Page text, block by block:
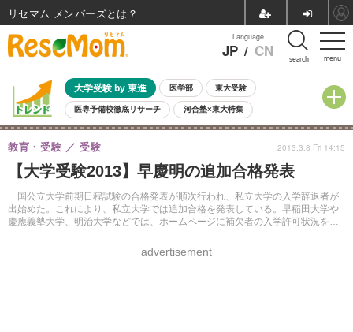
menu
Language
JP / CN search
大学受験 by 東進 医学部 東大受験
医専予備校徹底リサーチ 河合塾×東大特集
親子で考える大学選び 高校受験 中学受験 小学校受験
共通テスト 夏休み
8月開催イベント・WS 全国公立高校 過去問 人気記事
自由研究教材（小学生向け） 自由研究教材（中学生向け） ランキング
【大学受験2013】早慶明の追加合格発表
国公立大学前期日程試験の合格発表が順次行われ、私立大学の入学辞退者が
出始めた。これにより、私立大学では追加合格を発表している。早稲田大学や
慶應義塾大学、明治大学などでは、ホームページに補欠者の入学許可状況を掲
教育・受験 受験
advertisement
2013.3.8 Fri 14:15
リセマム メンバーズ